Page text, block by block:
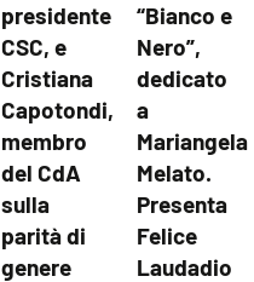
presidente
CSC, e
Cristiana
Capotondi,
membro
del CdA
sulla
parità di
genere
“Bianco e
Nero”,
dedicato
a
Mariangela
Melato.
Presenta
Felice
Laudadio